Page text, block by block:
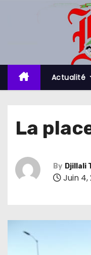
t
c
Actualité
La
By Djillali
Juin 4,